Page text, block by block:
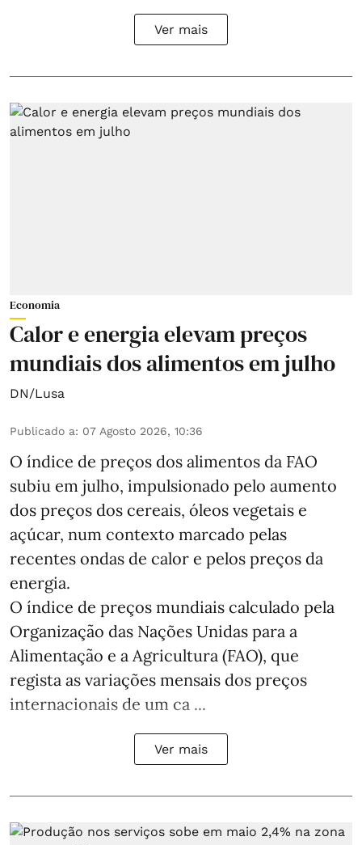
Ver mais
Economia
Calor e energia elevam preços
mundiais dos alimentos em julho
DN/Lusa
Publicado a: 07 Agosto 2026, 10:36
O índice de preços dos alimentos da FAO
subiu em julho, impulsionado pelo aumento
dos preços dos cereais, óleos vegetais e
açúcar, num contexto marcado pelas
recentes ondas de calor e pelos preços da
energia.
O índice de preços mundiais calculado pela
Organização das Nações Unidas para a
Alimentação e a Agricultura (FAO), que
regista as variações mensais dos preços
internacionais de um ca ...
Ver mais